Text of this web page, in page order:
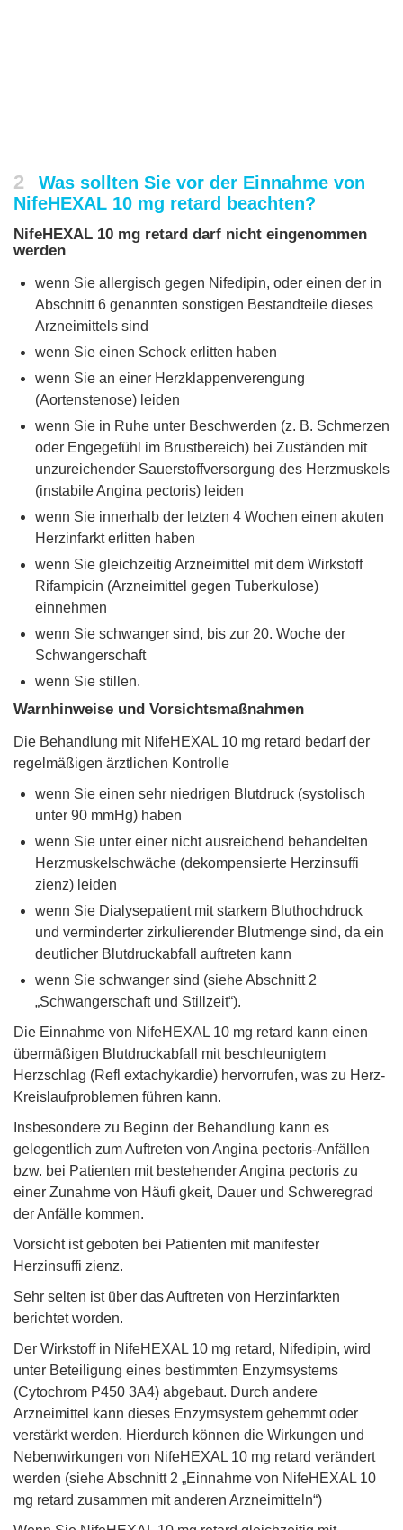
2
Was sollten Sie vor der Einnahme von
NifeHEXAL 10 mg retard beachten?
NifeHEXAL 10 mg retard darf nicht eingenommen
werden
wenn Sie allergisch gegen Nifedipin, oder einen der in
Abschnitt 6 genannten sonstigen Bestandteile dieses
Arzneimittels sind
wenn Sie einen Schock erlitten haben
wenn Sie an einer Herzklappenverengung
(Aortenstenose) leiden
wenn Sie in Ruhe unter Beschwerden (z. B. Schmerzen
oder Engegefühl im Brustbereich) bei Zuständen mit
unzureichender Sauerstoffversorgung des Herzmuskels
(instabile Angina pectoris) leiden
wenn Sie innerhalb der letzten 4 Wochen einen akuten
Herzinfarkt erlitten haben
wenn Sie gleichzeitig Arzneimittel mit dem Wirkstoff
Rifampicin (Arzneimittel gegen Tuberkulose)
einnehmen
wenn Sie schwanger sind, bis zur 20. Woche der
Schwangerschaft
wenn Sie stillen.
Warnhinweise und Vorsichtsmaßnahmen
Die Behandlung mit NifeHEXAL 10 mg retard bedarf der
regelmäßigen ärztlichen Kontrolle
wenn Sie einen sehr niedrigen Blutdruck (systolisch
unter 90 mmHg) haben
wenn Sie unter einer nicht ausreichend behandelten
Herzmuskelschwäche (dekompensierte Herzinsuffi
zienz) leiden
wenn Sie Dialysepatient mit starkem Bluthochdruck
und verminderter zirkulierender Blutmenge sind, da ein
deutlicher Blutdruckabfall auftreten kann
wenn Sie schwanger sind (siehe Abschnitt 2
„Schwangerschaft und Stillzeit“).
Die Einnahme von NifeHEXAL 10 mg retard kann einen
übermäßigen Blutdruckabfall mit beschleunigtem
Herzschlag (Refl extachykardie) hervorrufen, was zu Herz-
Kreislaufproblemen führen kann.
Insbesondere zu Beginn der Behandlung kann es
gelegentlich zum Auftreten von Angina pectoris-Anfällen
bzw. bei Patienten mit bestehender Angina pectoris zu
einer Zunahme von Häufi gkeit, Dauer und Schweregrad
der Anfälle kommen.
Vorsicht ist geboten bei Patienten mit manifester
Herzinsuffi zienz.
Sehr selten ist über das Auftreten von Herzinfarkten
berichtet worden.
Der Wirkstoff in NifeHEXAL 10 mg retard, Nifedipin, wird
unter Beteiligung eines bestimmten Enzymsystems
(Cytochrom P450 3A4) abgebaut. Durch andere
Arzneimittel kann dieses Enzymsystem gehemmt oder
verstärkt werden. Hierdurch können die Wirkungen und
Nebenwirkungen von NifeHEXAL 10 mg retard verändert
werden (siehe Abschnitt 2 „Einnahme von NifeHEXAL 10
mg retard zusammen mit anderen Arzneimitteln“)